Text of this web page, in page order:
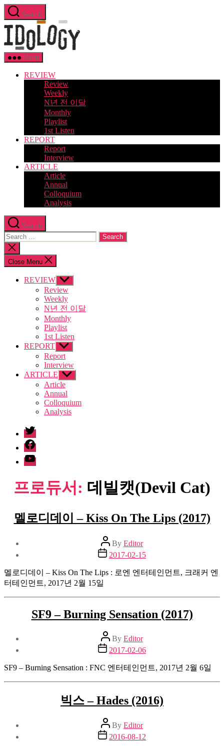
Skip
to
the
content
Search
Menu
REVIEW
Review
Weekly
N년 전 이달
Monthly
Playlist
1st Listen
REPORT
Report
Interview
ARTICLE
Article
Annual
Colloquium
Analysis
Search
Search
for:
Close
search
Close Menu
REVIEW Show
sub
menu
Review
Weekly
N년 전 이달
Monthly
Playlist
1st Listen
REPORT Show
sub
menu
Report
Interview
ARTICLE Show
sub
menu
Article
Annual
Colloquium
Analysis
twitter
facebook
Youtube
프로듀서: 데빌캣(Devil Cat)
멜로디데이 – Kiss On The Lips (2017)
Post
author
By Editor
Post
date
2017-02-15
멜로디데이 – Kiss On The Lips : 로엔 엔터테인먼트, 크래커 엔
터테인먼트, 2017년 2월 15일
SF9 – Burning Sensation (2017)
Post
author
By Editor
Post
date
2017-02-06
SF9 – Burning Sensation : FNC 엔터테인먼트, 2017년 2월 6일
빅스 – Hades (2016)
Post
author
By Editor
Post
date
2016-08-12